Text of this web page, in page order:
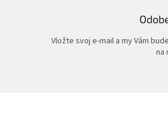
Vložte svoj e-mail a my Vám
na